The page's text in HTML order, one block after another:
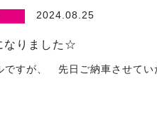
2024.08.25
なりました☆
ですが、 先日ご納車させて